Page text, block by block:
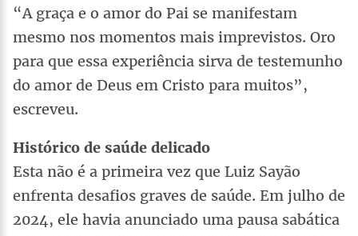
“A graça e o amor do Pai se manifestam
mesmo nos momentos mais imprevistos. Oro
para que essa experiência sirva de testemunho
do amor de Deus em Cristo para muitos”,
escreveu.
Histórico de saúde delicado
Esta não é a primeira vez que Luiz Sayão
enfrenta desafios graves de saúde. Em julho de
2024, ele havia anunciado uma pausa sabática